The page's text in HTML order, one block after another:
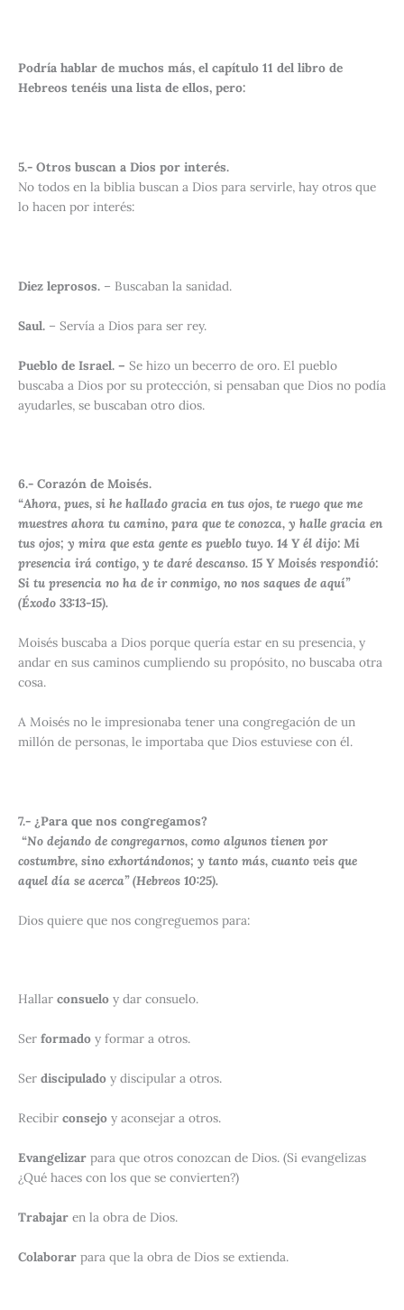
Podría hablar de muchos más, el capítulo 11 del libro de
Hebreos tenéis una lista de ellos, pero:
5.- Otros buscan a Dios por interés.
No todos en la biblia buscan a Dios para servirle, hay otros que
lo hacen por interés:
Diez leprosos. – Buscaban la sanidad.
Saul. – Servía a Dios para ser rey.
Pueblo de Israel. – Se hizo un becerro de oro. El pueblo
buscaba a Dios por su protección, si pensaban que Dios no podía
ayudarles, se buscaban otro dios.
6.- Corazón de Moisés.
“Ahora, pues, si he hallado gracia en tus ojos, te ruego que me
muestres ahora tu camino, para que te conozca, y halle gracia en
tus ojos; y mira que esta gente es pueblo tuyo. 14 Y él dijo: Mi
presencia irá contigo, y te daré descanso. 15 Y Moisés respondió:
Si tu presencia no ha de ir conmigo, no nos saques de aquí”
(Éxodo 33:13-15).
Moisés buscaba a Dios porque quería estar en su presencia, y
andar en sus caminos cumpliendo su propósito, no buscaba otra
cosa.
A Moisés no le impresionaba tener una congregación de un
millón de personas, le importaba que Dios estuviese con él.
7.- ¿Para que nos congregamos?
“No dejando de congregarnos, como algunos tienen por
costumbre, sino exhortándonos; y tanto más, cuanto veis que
aquel día se acerca” (Hebreos 10:25).
Dios quiere que nos congreguemos para:
Hallar consuelo y dar consuelo.
Ser formado y formar a otros.
Ser discipulado y discipular a otros.
Recibir consejo y aconsejar a otros.
Evangelizar para que otros conozcan de Dios. (Si evangelizas
¿Qué haces con los que se convierten?)
Trabajar en la obra de Dios.
Colaborar para que la obra de Dios se extienda.